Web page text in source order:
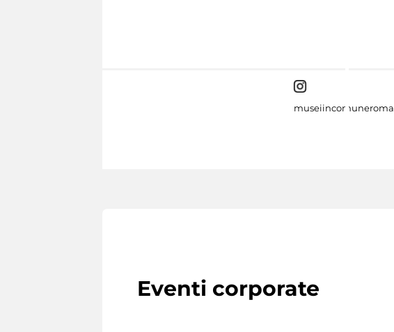
museiincomuneroma
Eventi corporate